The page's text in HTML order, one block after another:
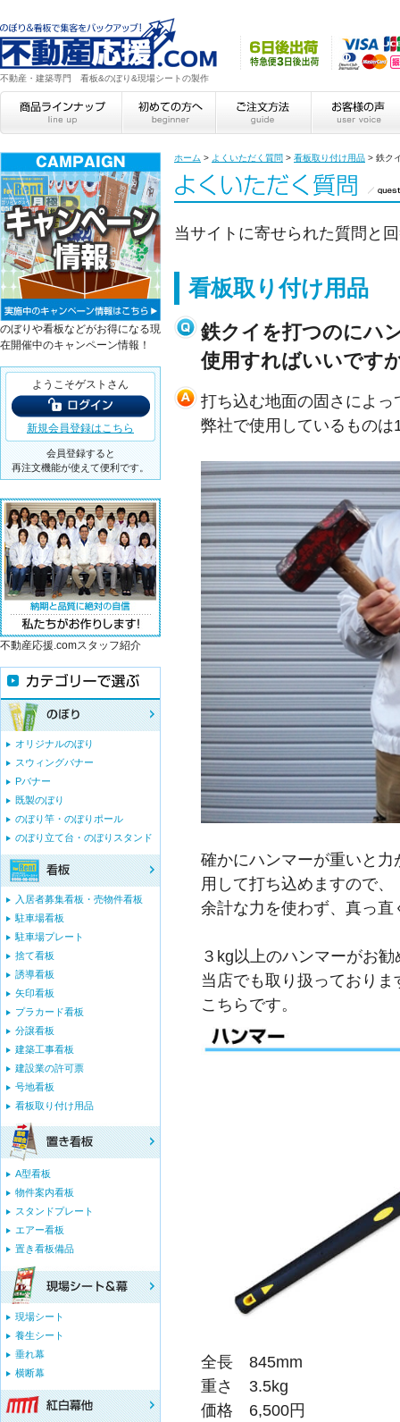
不動産・建築専門 看板&のぼり&現場シートの製作
ホーム > よくいただく質問 > 看板取り付け用品 > 鉄ク
当サイトに寄せられた質問と
看板取り付け用品
鉄クイを打つのにハ
使用すればいいです
打ち込む地面の固さによ
弊社で使用しているもの
確かにハンマーが重いと
用して打ち込めますので、
余計な力を使わず、真っ
３kg以上のハンマーがお勧
当店でも取り扱っておりま
こちらです。
全長 845mm
重さ 3.5kg
価格 6,500円
のぼりや看板などがお得になる現
在開催中のキャンペーン情報！
ようこそゲストさん
新規会員登録はこちら
会員登録すると
再注文機能が使えて便利です。
不動産応援.comスタッフ紹介
オリジナルのぼり
スウィングバナー
Pバナー
既製のぼり
のぼり竿・のぼりポール
のぼり立て台・のぼりスタンド
入居者募集看板・売物件看板
駐車場看板
駐車場プレート
捨て看板
誘導看板
矢印看板
プラカード看板
分譲看板
建築工事看板
建設業の許可票
号地看板
看板取り付け用品
A型看板
物件案内看板
スタンドプレート
エアー看板
置き看板備品
現場シート
養生シート
垂れ幕
横断幕